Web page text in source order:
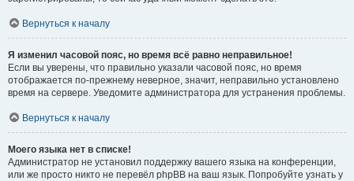
Вернуться к началу
Я изменил часовой пояс, но время всё равно неправильное!
Если вы уверены, что правильно указали часовой пояс, но время
отображается по-прежнему неверное, значит, неправильно установлено
время на сервере. Уведомите администратора для устранения проблемы.
Вернуться к началу
Моего языка нет в списке!
Администратор не установил поддержку вашего языка на конференции,
или же просто никто не перевёл phpBB на ваш язык. Попробуйте узнать у